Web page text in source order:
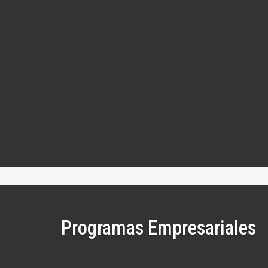
Programas Empresariales